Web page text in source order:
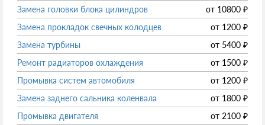
Замена головки блока цилиндров
от 10800 ₽
Замена прокладок свечных колодцев
от 1200 ₽
Замена турбины
от 5400 ₽
Ремонт радиаторов охлаждения
от 1500 ₽
Промывка систем автомобиля
от 1200 ₽
Замена заднего сальника коленвала
от 1800 ₽
Промывка двигателя
от 2100 ₽